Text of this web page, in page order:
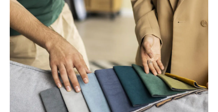
En çok ziyaret edilenler
tek kişilik yatak gamer
monte
beşik
toddler yatak
puf